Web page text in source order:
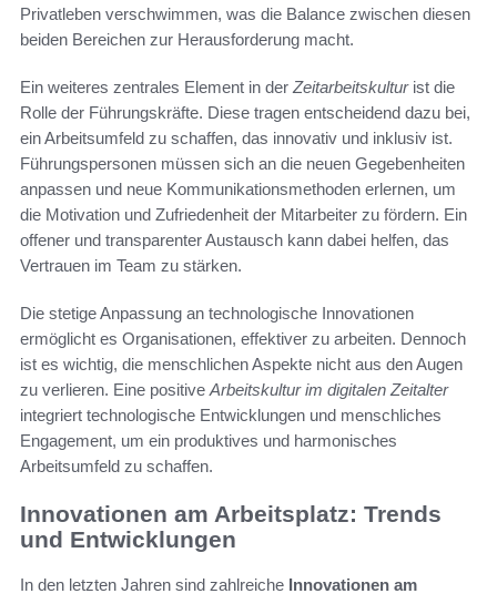
Privatleben verschwimmen, was die Balance zwischen diesen
beiden Bereichen zur Herausforderung macht.
Ein weiteres zentrales Element in der Zeitarbeitskulturist die
Rolle der Führungskräfte. Diese tragen entscheidend dazu bei,
ein Arbeitsumfeld zu schaffen, das innovativ und inklusiv ist.
Führungspersonen müssen sich an die neuen Gegebenheiten
anpassen und neue Kommunikationsmethoden erlernen, um
die Motivation und Zufriedenheit der Mitarbeiter zu fördern. Ein
offener und transparenter Austausch kann dabei helfen, das
Vertrauen im Team zu stärken.
Die stetige Anpassung an technologische Innovationen
ermöglicht es Organisationen, effektiver zu arbeiten. Dennoch
ist es wichtig, die menschlichen Aspekte nicht aus den Augen
zu verlieren. Eine positive Arbeitskultur im digitalen Zeitalter
integriert technologische Entwicklungen und menschliches
Engagement, um ein produktives und harmonisches
Arbeitsumfeld zu schaffen.
Innovationen am Arbeitsplatz: Trends
und Entwicklungen
In den letzten Jahren sind zahlreiche Innovationen am